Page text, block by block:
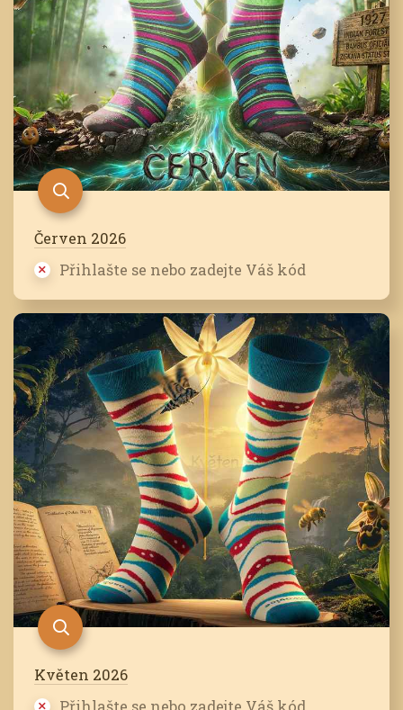
Červen 2026
Přihlašte se nebo zadejte Váš kód
Květen 2026
Přihlašte se nebo zadejte Váš kód